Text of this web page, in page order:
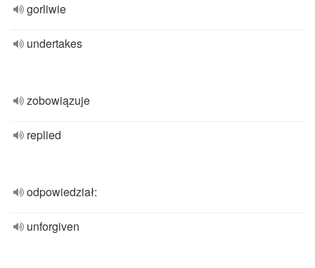
gorliwie
undertakes
zobowiązuje
replied
odpowiedział:
unforgiven